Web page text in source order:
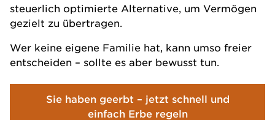
steuerlich optimierte Alternative, um Vermögen
gezielt zu übertragen.
Wer keine eigene Familie hat, kann umso freier
entscheiden – sollte es aber bewusst tun.
Sie haben geerbt – jetzt schnell und
einfach Erbe regeln